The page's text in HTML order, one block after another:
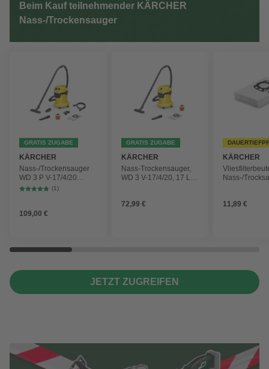
Beim Kauf teilnehmender KÄRCHER
Nass-/Trockensauger
GRATIS ZUGABE
KÄRCHER
Nass-/Trockensauger
WD 3 P V-17/4/20
Workshop mit
(1)
109,00 €
GRATIS ZUGABE
KÄRCHER
Nass-Trockensauger,
WD 3 V-17/4/20, 17 L,
72,99 €
KÄRCHER
Nass-/
4 Stück
11,89 €
JETZT ZUGREIFEN